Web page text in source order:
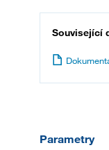
Související
Parametry